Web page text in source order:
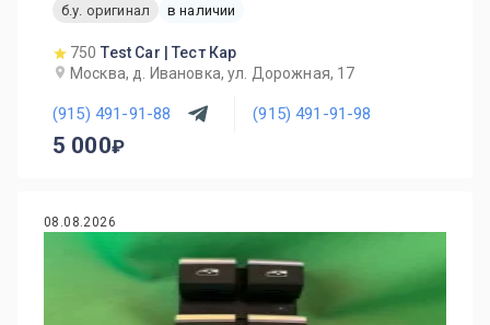
б.у. оригинал
в наличии
750 Test Car | Тест Кар
Москва, д. Ивановка, ул. Дорожная, 17
(915) 491-91-88 (915) 491-91-98
5 000
08.08.2026